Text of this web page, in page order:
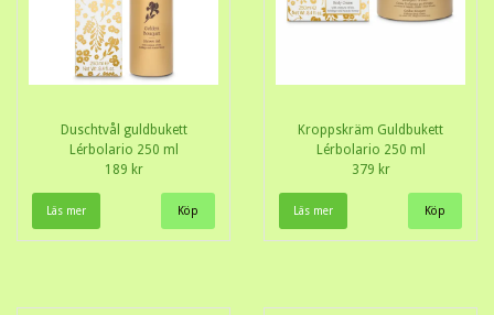
Duschtvål guldbukett
Lérbolario 250 ml
189 kr
Läs mer
Kroppskräm Guldbukett
Lérbolario 250 ml
379 kr
Läs mer